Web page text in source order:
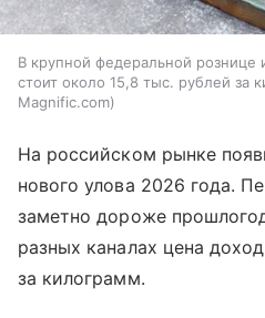
В крупной федеральной рознице
стоит около 15,8 тыс. рублей за
Magnific.com
На российском рынке
нового улова 2026 года.
заметно дороже
разных каналах цена
за килограмм.